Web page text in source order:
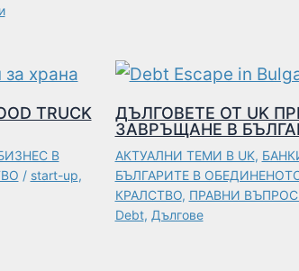
TRUCK
В
/ start-up,
ДЪЛГОВЕТЕ ОТ UK
ЗАВРЪЩАНЕ В
АКТУАЛНИ ТЕМИ В UK,
БЪЛГАРИТЕ В
КРАЛСТВО, ПРАВНИ
Debt, Дългове